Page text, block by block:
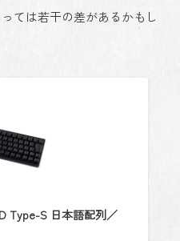
ては若干の差があるかもし
Type-S 日本語配列／